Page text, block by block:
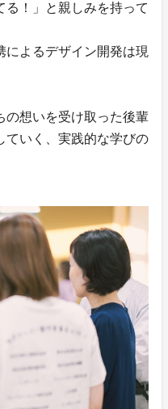
る！」と親しみを持って
によるデザイン開発は現
の想いを受け取った後輩
ていく、実践的な学びの